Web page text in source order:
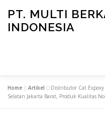
content
PT. MULTI
INDONESIA
CONTACT
Home »Artikel »Distributor Cat
Selatan Jakarta Barat, Produk Kualitas